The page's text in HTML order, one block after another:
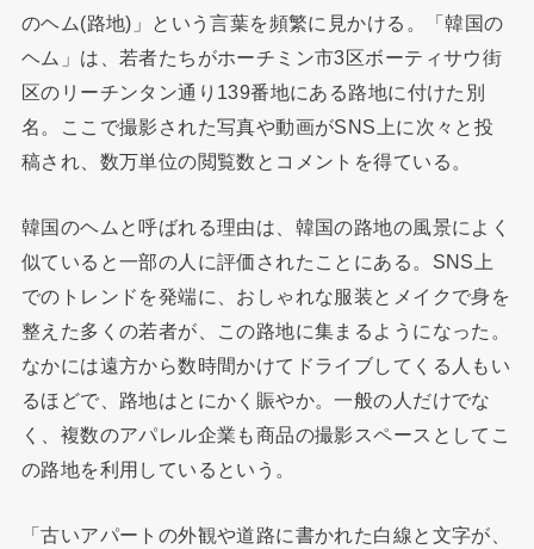
のヘム(路地)」という言葉を頻繁に見かける。「韓国の
ヘム」は、若者たちがホーチミン市3区ボーティサウ街
区のリーチンタン通り139番地にある路地に付けた別
名。ここで撮影された写真や動画がSNS上に次々と投
稿され、数万単位の閲覧数とコメントを得ている。
韓国のヘムと呼ばれる理由は、韓国の路地の風景によく
似ていると一部の人に評価されたことにある。SNS上
でのトレンドを発端に、おしゃれな服装とメイクで身を
整えた多くの若者が、この路地に集まるようになった。
なかには遠方から数時間かけてドライブしてくる人もい
るほどで、路地はとにかく賑やか。一般の人だけでな
く、複数のアパレル企業も商品の撮影スペースとしてこ
の路地を利用しているという。
「古いアパートの外観や道路に書かれた白線と文字が、